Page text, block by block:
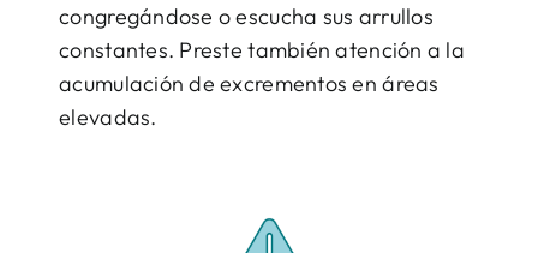
congregándose o escucha sus arrullos
constantes. Preste también atención a la
acumulación de excrementos en áreas
elevadas.